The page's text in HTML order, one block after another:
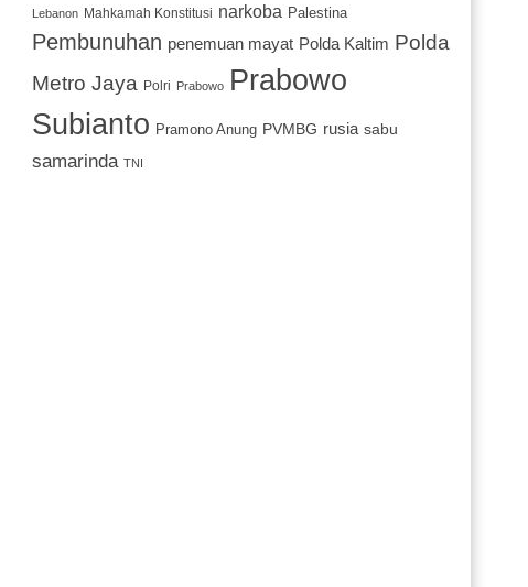
Lebanon Mahkamah Konstitusi narkoba Palestina
Pembunuhan penemuan mayat Polda Kaltim Polda
Metro Jaya
Polri Prabowo
Prabowo
Subianto Pramono Anung PVMBG rusia sabu
samarinda TNI